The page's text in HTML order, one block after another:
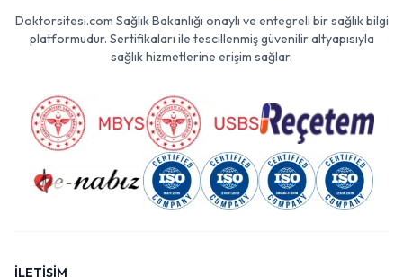
Doktorsitesi.com Sağlık Bakanlığı onaylı ve entegreli bir sağlık bilgi
platformudur. Sertifikaları ile tescillenmiş güvenilir altyapısıyla
sağlık hizmetlerine erişim sağlar.
İLETİŞİM